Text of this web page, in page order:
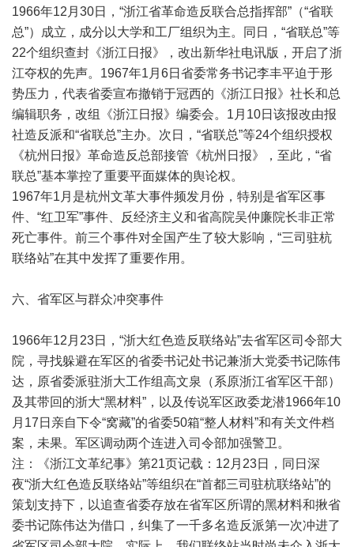
1966年12月30日，“浙江省革命造反联合总指挥部”（“省联
总”）成立，成分以大学和工厂组织为主。同日，“省联总”等
22个组织查封《浙江日报》，改出新华社电讯版，开启了浙
江夺权的先声。1967年1月6日省委常务书记李丰平迫于形
势压力，代表省委宣布撤销于冠西的《浙江日报》社长和总
编辑职务，改组《浙江日报》编委会。1月10日该报改由报
社造反派和“省联总”主办。次日，“省联总”等24个组织授权
《杭州日报》革命造反总部接管《杭州日报》，至此，“省
联总”基本掌控了重要平面媒体的舆论权。
1967年1月是杭州文革大事件频发月份，特别是省军区事
件、“红卫军”事件、反经济主义和省高院吴仲廉院长非正常
死亡事件。前三个事件对全国产生了较大影响，“三司驻杭
联络站”在其中发挥了重要作用。
六、省军区与群众冲突事件
1966年12月23日，“浙大红色造反联络站”去省军区司令部大
院，寻找躲避在军区的省委书记处书记兼浙大党委书记陈伟
达，原省委派驻浙大工作组高文泉（系原浙江省军区干部）
及其带回的浙大“黑材料”，以及传说军区政委龙潜1966年10
月17日亲自下令“窝藏”的省委50箱“整人材料”和有关文件档
案，未果。军区调动两个连进入司令部加强警卫。
注：《浙江文革纪事》第21页记载：12月23日，同日深
夜“浙大红色造反联络站”等组织在“首都三司驻杭联络站”的
策划支持下，以追查省委存放在省军区所谓的黑材料和揪省
委书记陈伟达为借口，纠集了一千多名造反派第一次冲进了